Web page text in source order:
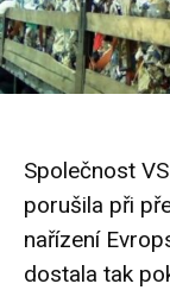
Společnost
porušila při
nařízení
dostala tak